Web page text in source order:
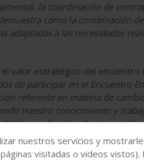
la coordinación de
cómo la combinación
a las necesidades
el valor estratégico del encuentro
de participar en el Encuentro
referente en materia de
nuestro conocimiento y
riesgo climático, la innovación
los principales motores
nuestros servicios y
visitadas o videos